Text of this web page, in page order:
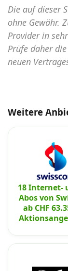
Die auf dieser
ohne Gewähr.
Provider in
Prüfe daher
neuen
Weitere
18 Internet-
Abos von
ab CHF